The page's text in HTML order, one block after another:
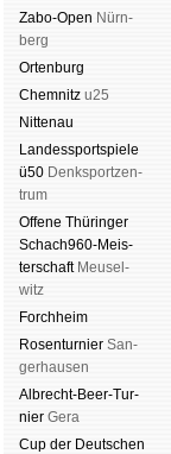
Zabo-Open Nürn­
berg
Orten­burg
Chem­nitz u25
Nitte­nau
Landes­sport­spiele
ü50 Denk­sport­zen­
trum
Offene Thü­rin­ger
Schach960-Meis­
ter­schaftMeu­sel­
witz
Forch­heim
Rosen­tur­nier San­
ger­hau­sen
Albrecht-Beer-Tur­
nier Ge­ra
Cup der Deut­schen